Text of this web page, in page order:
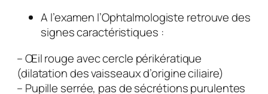
A l’examen l’Ophtalmologiste retrouve des
signes caractéristiques :
– Œil rouge avec cercle périkératique
(dilatation des vaisseaux d’origine ciliaire)
– Pupille serrée, pas de sécrétions purulentes